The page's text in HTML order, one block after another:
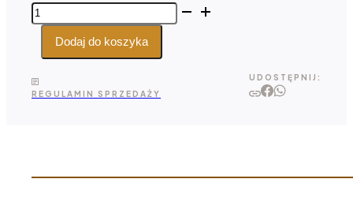
ilość
Vanilla
Custom
Gear
XtraPlate
300
do Vanilla
Dodaj do koszyka
REGULAMIN SPRZEDAŻY
UDOSTĘPNIJ: